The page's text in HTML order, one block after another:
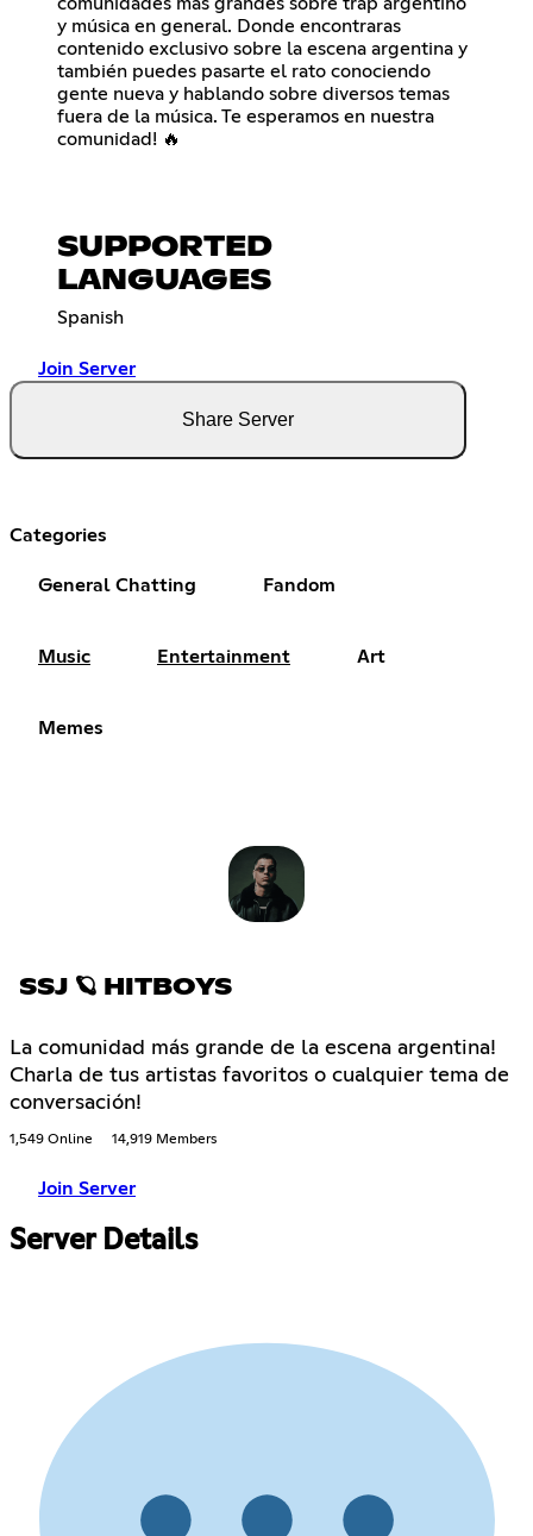
y música en general. Donde encontraras
contenido exclusivo sobre la escena argentina y
también puedes pasarte el rato conociendo
gente nueva y hablando sobre diversos temas
fuera de la música. Te esperamos en nuestra
comunidad! 🔥
SUPPORTED
LANGUAGES
Spanish
Join Server
Share Server
Categories
General Chatting Fandom
Music Entertainment Art
Memes
SSJ 🪐 HITBOYS
La comunidad más grande de la escena argentina!
Charla de tus artistas favoritos o cualquier tema de
conversación!
1,549 Online 14,919 Members
Join Server
Server Details